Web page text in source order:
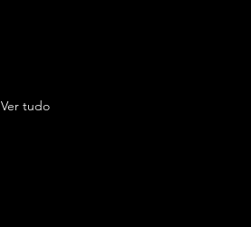
Ver tudo